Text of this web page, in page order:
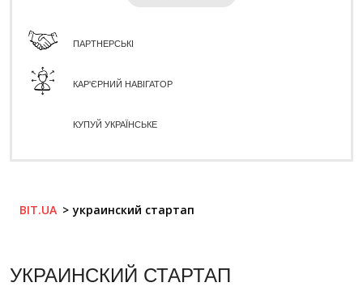
ПАРТНЕРСЬКІ
КАР'ЄРНИЙ НАВІГАТОР
КУПУЙ УКРАЇНСЬКЕ
BIT.UA украинский стартап
УКРАИНСКИЙ СТАРТАП